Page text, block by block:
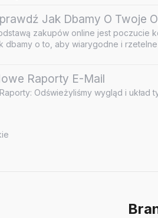
Jak Dbamy O Twoje
zakupów online jest poczucie
dbamy o to, aby wiarygodne i
Raporty E-Mail
Odświeżyliśmy wygląd i układ